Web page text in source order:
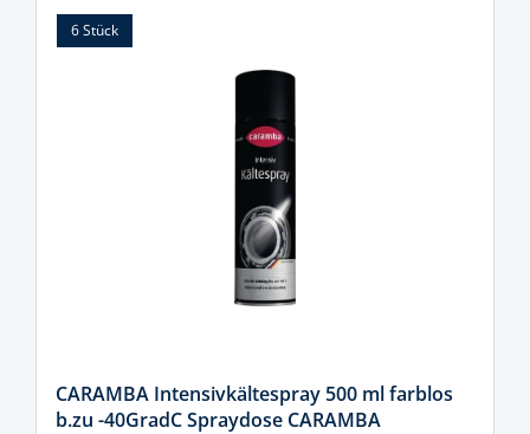
6 Stück
CARAMBA Intensivkältespray 500 ml farblos
b.zu -40GradC Spraydose CARAMBA